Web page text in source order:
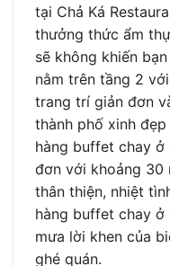
tại Chả Ká
thưởng thức ẩm
sẽ không khiến
nằm trên tầng 2
trang trí giản đơn
thành phố xinh
hàng buffet chay ở
đơn với khoảng 30
thân thiện, nhiệt
hàng buffet chay ở
mưa lời khen của
ghé quán.